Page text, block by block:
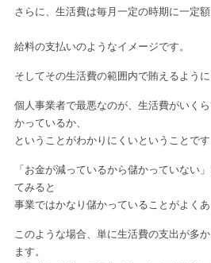
さらに、生活費は毎月一定の時期に一定
給料の支払いのようなイメージです。
そしてその生活費の範囲内で賄えるように
個人事業者で最悪なのが、生活費がいく
かっているか、
ということがわかりにくいということです
「お金が減っているから儲かっていない
てみると
事業ではかなり儲かっていることがよくあ
このような場合、単に生活費の支出が多
ます。